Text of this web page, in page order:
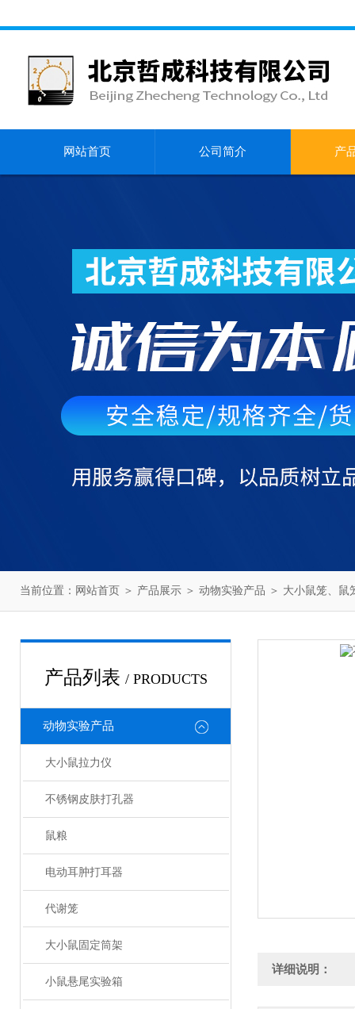
网站首页 公司简介 产
当前位置： 网站首页 ＞ 产品展示 ＞ 动物实验产品 ＞ 大小鼠笼、鼠
产品列表 / PRODUCTS
动物实验产品
大小鼠拉力仪
不锈钢皮肤打孔器
鼠粮
电动耳肿打耳器
代谢笼
大小鼠固定筒架
小鼠悬尾实验箱
详细说明：